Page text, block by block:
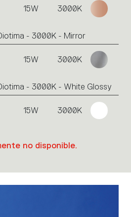
15W 3000K
- 3000K - Mirror
15W 3000K
- 3000K - White Glossy
15W 3000K
no disponible.